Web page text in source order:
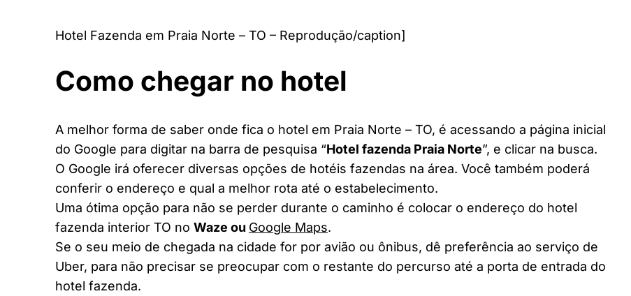
Hotel Fazenda em Praia Norte – TO – Reprodução/caption]
Como chegar no hotel
A melhor forma de saber onde fica o hotel em Praia Norte – TO, é acessando a página inicial
do Google para digitar na barra de pesquisa “Hotel fazenda Praia Norte”, e clicar na busca.
O Google irá oferecer diversas opções de hotéis fazendas na área. Você também poderá
conferir o endereço e qual a melhor rota até o estabelecimento.
Uma ótima opção para não se perder durante o caminho é colocar o endereço do hotel
fazenda interior TO no Waze ou Google Maps.
Se o seu meio de chegada na cidade for por avião ou ônibus, dê preferência ao serviço de
Uber, para não precisar se preocupar com o restante do percurso até a porta de entrada do
hotel fazenda.